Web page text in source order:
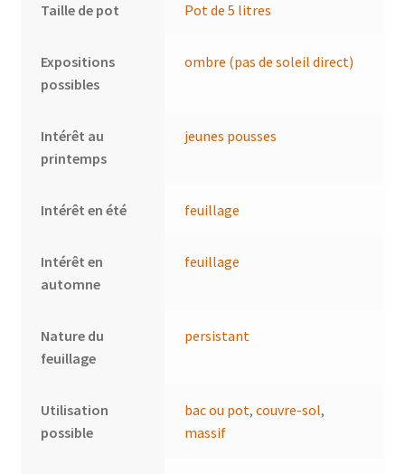
Taille de pot Pot de 5 litres
Expositions
possibles
ombre (pas de soleil direct)
Intérêt au
printemps
jeunes pousses
Intérêt en été feuillage
Intérêt en
automne
feuillage
Nature du
feuillage
persistant
Utilisation
possible
bac ou pot,couvre-sol,
massif